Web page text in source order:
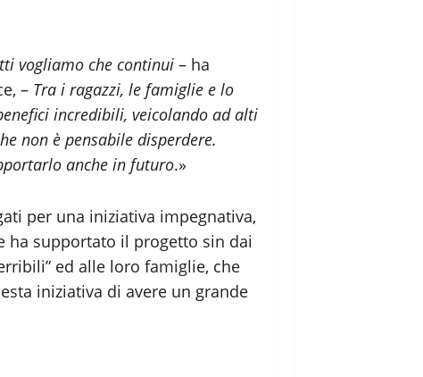
vogliamo che continui – ha
– Tra i ragazzi, le famiglie e lo
incredibili, veicolando ad alti
non è pensabile disperdere.
anche in futuro.»
per una iniziativa impegnativa,
ha supportato il progetto sin dai
ed alle loro famiglie, che
iniziativa di avere un grande